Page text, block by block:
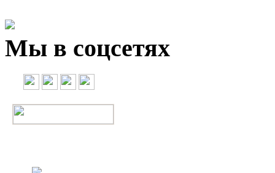
Мы в соцсетях